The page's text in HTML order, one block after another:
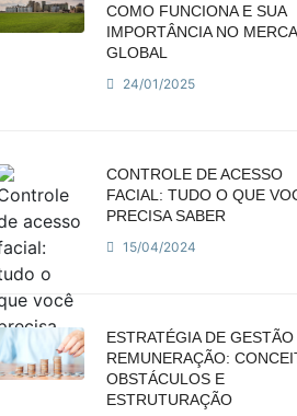
COMO FUNCIONA E SUA
IMPORTÂNCIA NO
GLOBAL
24/01/2025
CONTROLE DE ACESSO
FACIAL: TUDO O QUE
PRECISA SABER
15/04/2024
ESTRATÉGIA DE GESTÃO
REMUNERAÇÃO:
OBSTÁCULOS E
ESTRUTURAÇÃO